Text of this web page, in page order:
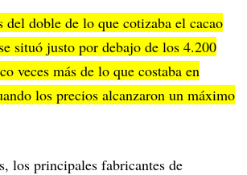
del doble de lo que cotizaba el cacao
situó justo por debajo de los 4.200
veces más de lo que costaba en
los precios alcanzaron un máximo
los principales fabricantes de